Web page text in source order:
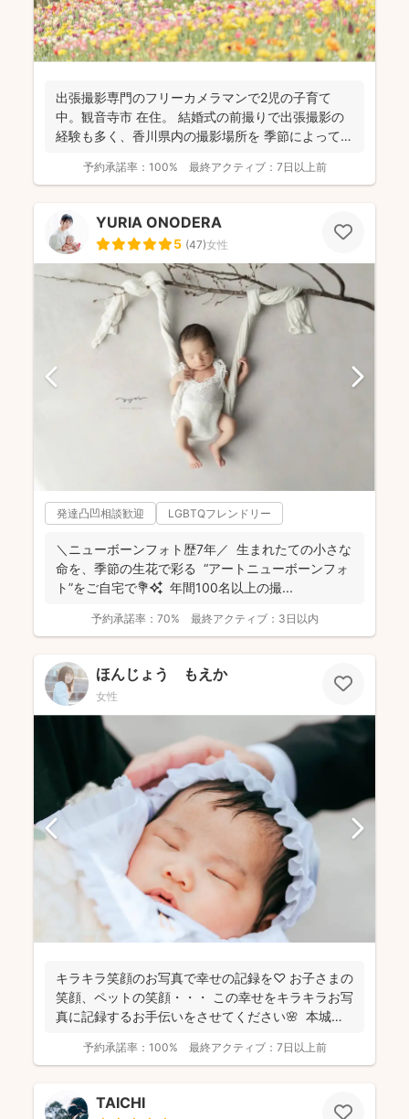
出張撮影専門のフリーカメラマンで2児の子育て
中。観音寺市 在住。 結婚式の前撮りで出張撮影の
経験も多く、香川県内の撮影場所を 季節によって最
予約承諾率： 100% 最終アクティブ： 7日以上前
YURIA ONODERA
5 (47)女性
発達凸凹相談歓迎 LGBTQフレンドリー
＼ニューボーンフォト歴7年／ 生まれたての小さな
命を、季節の生花で彩る “アートニューボーンフォ
ト”をご自宅で💐✨ 年間100名以上の撮...
予約承諾率： 70% 最終アクティブ： 3日以内
ほんじょう もえか
女性
キラキラ笑顔のお写真で幸せの記録を♡ お子さまの
笑顔、ペットの笑顔・・・ この幸せをキラキラお写
真に記録するお手伝いをさせてください🌸 本城萌
予約承諾率： 100% 最終アクティブ： 7日以上前
TAICHI